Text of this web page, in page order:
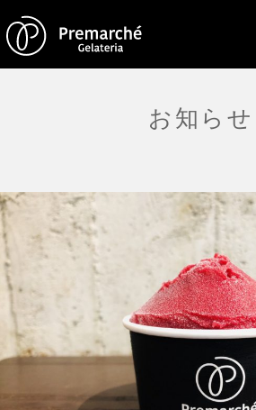
ジェラートについて
直営店・支店・分店
フレーバー（メニュー）
アレルゲン一覧
求人情報
通販のご案内
お知らせ・メディア掲載
お知らせ